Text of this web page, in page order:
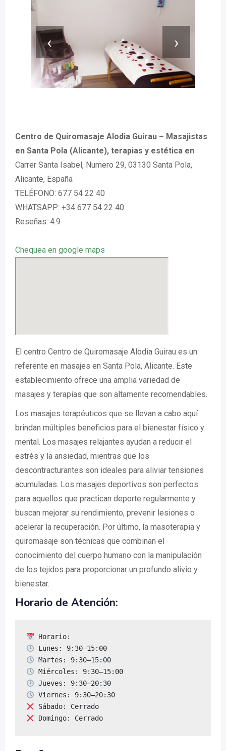
‹ ›
Centro de Quiromasaje Alodia Guirau – Masajistas
en Santa Pola (Alicante), terapias y estética en
Carrer Santa Isabel, Numero 29, 03130 Santa Pola,
Alicante, España
TELÉFONO: 677 54 22 40
WHATSAPP: +34 677 54 22 40
Reseñas: 4.9
Chequea en google maps
El centro Centro de Quiromasaje Alodia Guirau es un
referente en masajes en Santa Pola, Alicante. Este
establecimiento ofrece una amplia variedad de
masajes y terapias que son altamente recomendables.
Los masajes terapéuticos que se llevan a cabo aquí
brindan múltiples beneficios para el bienestar físico y
mental. Los masajes relajantes ayudan a reducir el
estrés y la ansiedad, mientras que los
descontracturantes son ideales para aliviar tensiones
acumuladas. Los masajes deportivos son perfectos
para aquellos que practican deporte regularmente y
buscan mejorar su rendimiento, prevenir lesiones o
acelerar la recuperación. Por último, la masoterapia y
quiromasaje son técnicas que combinan el
conocimiento del cuerpo humano con la manipulación
de los tejidos para proporcionar un profundo alivio y
bienestar.
Horario de Atención:
Domingo: Cerrado